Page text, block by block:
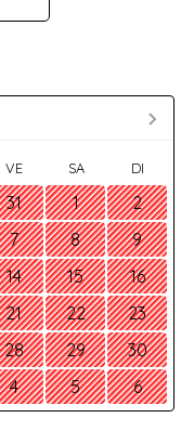
VE SA DI
31 1
2
7 8
9
14 15
16
21 22
23
28 29
30
4 5 6